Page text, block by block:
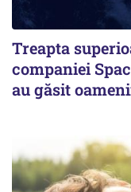
Treapta
companiei
au găsit